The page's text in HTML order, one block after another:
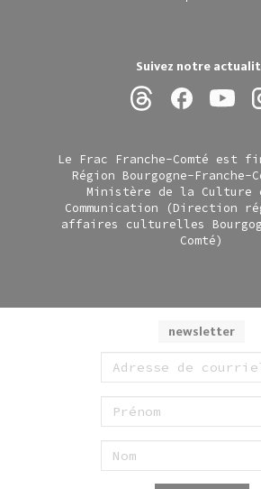
Suivez notre
newsletter
Le Frac Franche-Comté est
Région Bourgogne-Franche-
Ministère de la Culture
Communication (Direction
affaires culturelles
Comté)